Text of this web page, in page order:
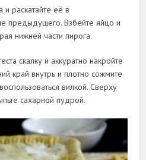
и раскатайте её в
предыдущего. Взбейте яйцо и
нижней части пирога.
скалку и аккуратно накройте
край внутрь и плотно сожмите
вилкой. Сверху
сахарной пудрой.